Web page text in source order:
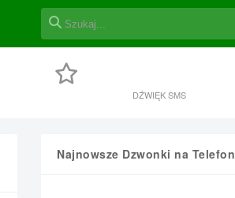
DŹWIĘK SMS
Najnowsze Dzwonki na Telefon